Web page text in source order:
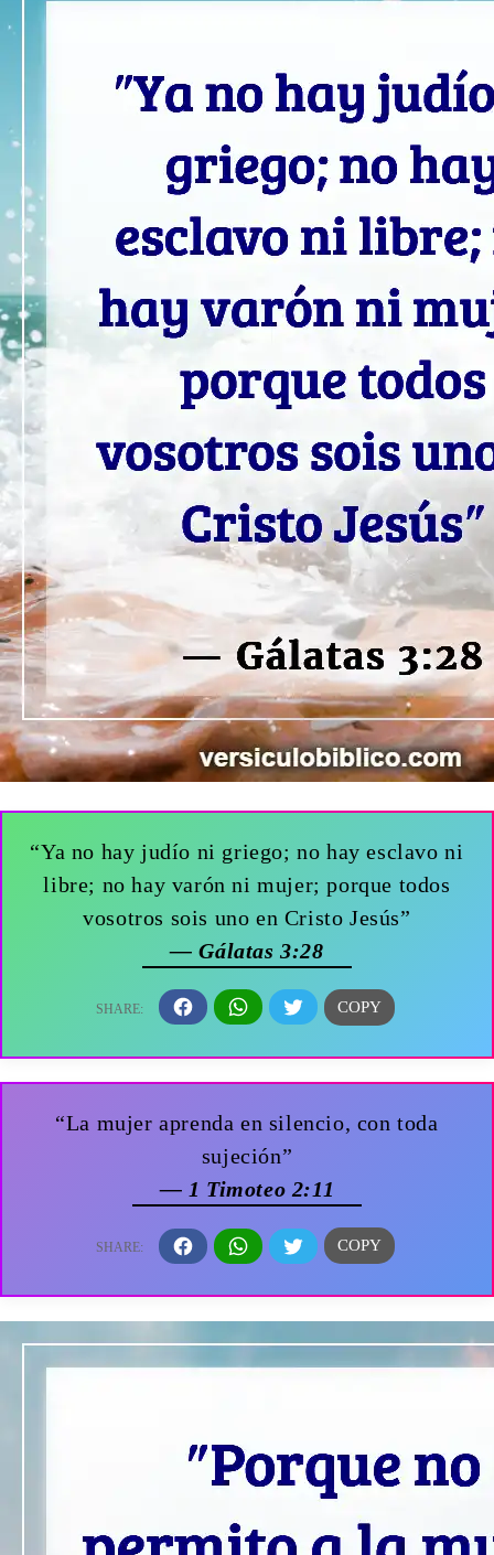
“Ya no hay judío ni griego; no hay esclavo ni
libre; no hay varón ni mujer; porque todos
vosotros sois uno en Cristo Jesús”
— Gálatas 3:28
“La mujer aprenda en silencio, con toda
sujeción”
— 1 Timoteo 2:11